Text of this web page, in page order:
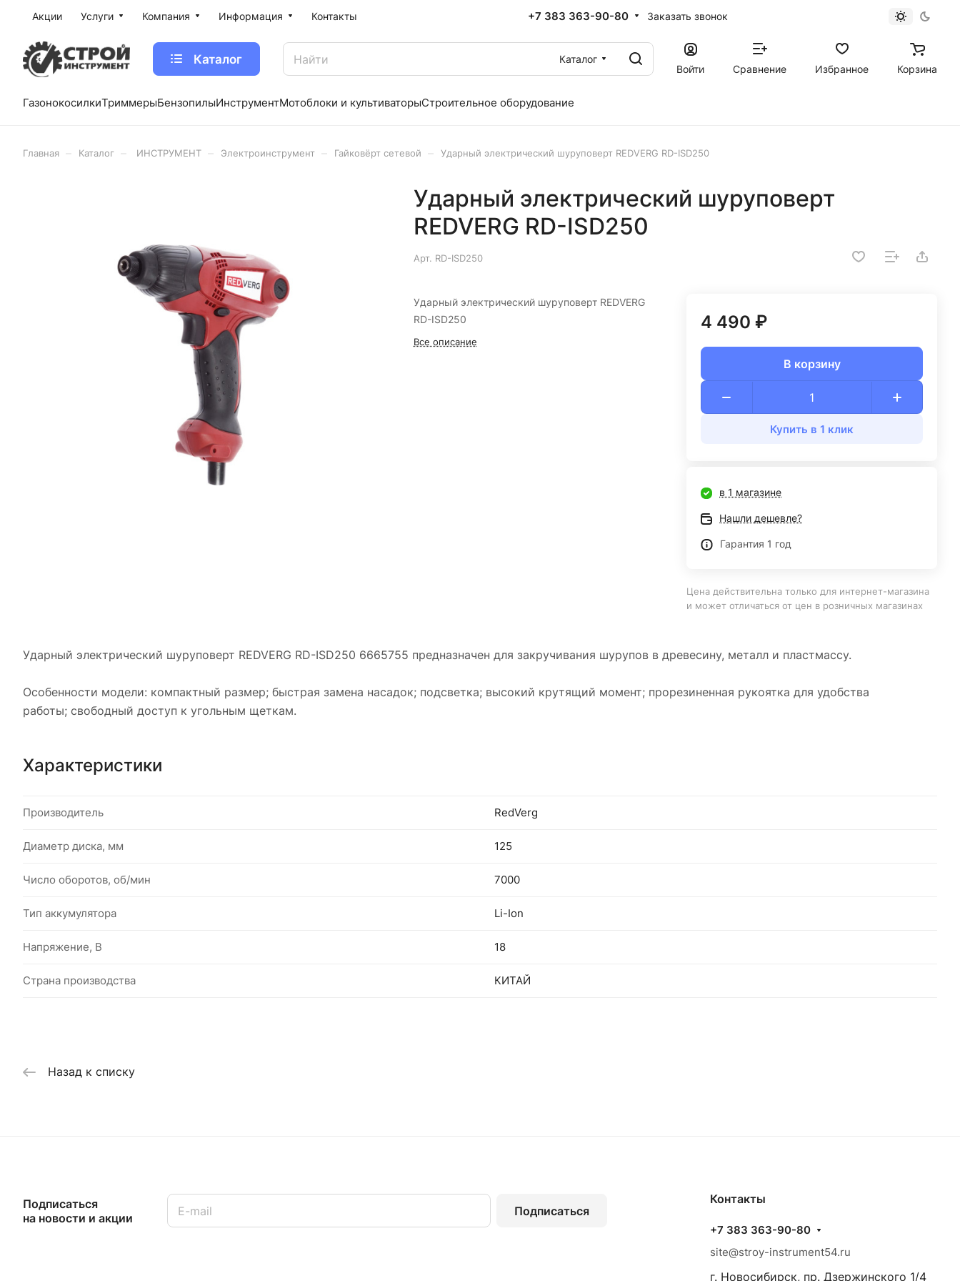
Акции Услуги Компания Информация Контакты +7 383 363-90-80 Заказать звонок
Каталог
Каталог
Войти
Сравнение Избранное Корзина
ГазонокосилкиТриммерыБензопилыИнструментМотоблоки и культиваторыСтроительное оборудование
Главная Каталог ИНСТРУМЕНТ Электроинструмент Гайковёрт сетевой Ударный электрический шуруповерт REDVERG RD-ISD250
Ударный электрический шуруповерт
REDVERG RD-ISD250
Арт. RD-ISD250
Ударный электрический шуруповерт REDVERG
RD-ISD250
Все описание
4 490 ₽
В корзину
Купить в 1 клик
в 1 магазине
Нашли дешевле?
Гарантия 1 год
Цена действительна только для интернет-магазина
и может отличаться от цен в розничных магазинах
Ударный электрический шуруповерт REDVERG RD-ISD250 6665755 предназначен для закручивания шурупов в древесину, металл и пластмассу.
Особенности модели: компактный размер; быстрая замена насадок; подсветка; высокий крутящий момент; прорезиненная рукоятка для удобства
работы; свободный доступ к угольным щеткам.
Характеристики
Производитель RedVerg
Диаметр диска, мм 125
Число оборотов, об/мин 7000
Тип аккумулятора Li-Ion
Напряжение, В 18
Страна производства КИТАЙ
Назад к списку
Подписаться
на новости и акции
Подписаться
Контакты
+7 383 363-90-80
site@stroy-instrument54.ru
г. Новосибирск, пр. Дзержинского 1/4